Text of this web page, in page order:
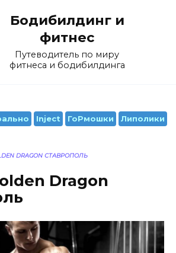
Бодибилдинг и
фитнес
Путеводитель по миру
фитнеса и бодибилдинга
Inject ГоРмошки Липолики
DRAGON СТАВРОПОЛЬ
Dragon